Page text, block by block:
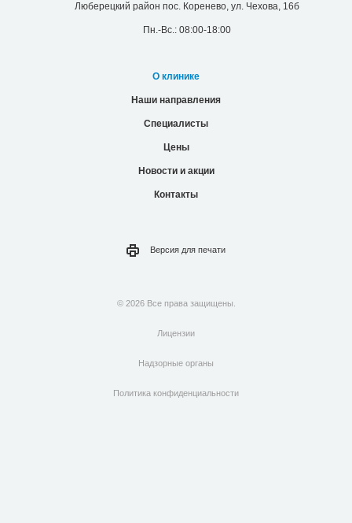
Люберецкий район пос. Коренево, ул. Чехова, 16б
Пн.-Вс.: 08:00-18:00
О клинике
Наши направления
Специалисты
Цены
Новости и акции
Контакты
Версия для печати
© 2026 Все права защищены.
Лицензии
Надзорные органы
Политика конфиденциальности